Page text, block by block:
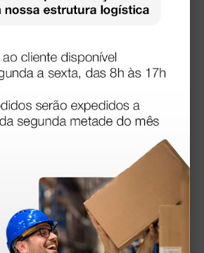
e envio rápido